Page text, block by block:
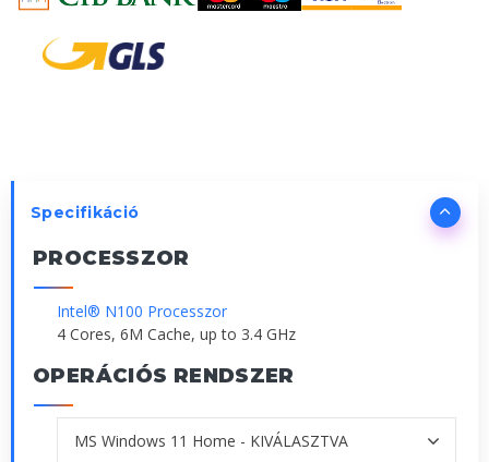
Specifikáció
PROCESSZOR
Intel® N100 Processzor
4 Cores, 6M Cache, up to 3.4 GHz
OPERÁCIÓS RENDSZER